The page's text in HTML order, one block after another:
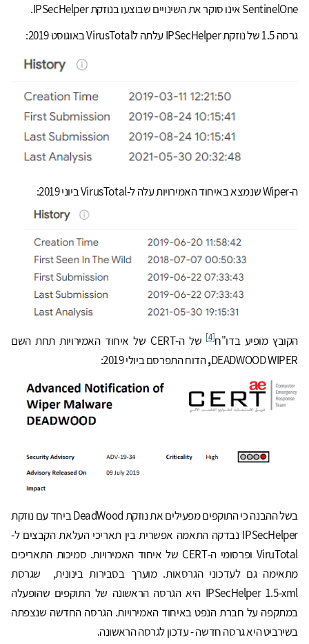
SentinelOne אינו סוקר את השינויים שבוצעו בנוזקת IPSecHelper.
גרסה 1.5 של נוזקת IPSecHelper עלתה לVirusTotal באוגוסט 2019:
ה-Wiper שנמצא באיחוד האמירויות עלה ל-VirusTotal ביוני 2019:
הקובץ מופיע בדו"ח[4]
של ה-CERT של איחוד האמירויות תחת השם
DEADWOOD WIPER
,הדוח התפרסם ביולי 2019:
בשל ההבנה כי התוקפים מפעילים את נוזקת DeadWood ביחד עם נוזקת
IPSecHelper נבדקה התאמה אפשרית בין תאריכי העלאת הקבצים ל-
ViruTotal ופרסומי ה-CERT של איחוד האמירויות. סמיכות התאריכים
מתאימה גם לעדכוני הגרסאות. מוערך בסבירות בינונית, שגרסת
IPSecHelper 1.5-xml היא הגרסה הראשונה של התוקפים שהופעלה
במתקפה על חברת הנפט באיחוד האמירויות. הגרסה החדשה שנצפתה
בשירביט היא גרסה חדשה - עדכון לגרסה הראשונה.